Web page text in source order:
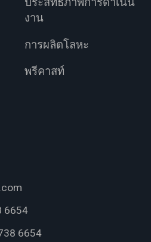
งาน
การผลิตโลหะ
พรีคาสท์
6654
6654